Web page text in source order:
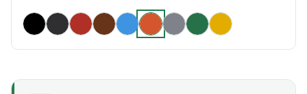
ČernáČerná s oranžovým víkem
ČervenáHnědáModráOranžová (vybráno)
Šedá ZelenáŽlutá